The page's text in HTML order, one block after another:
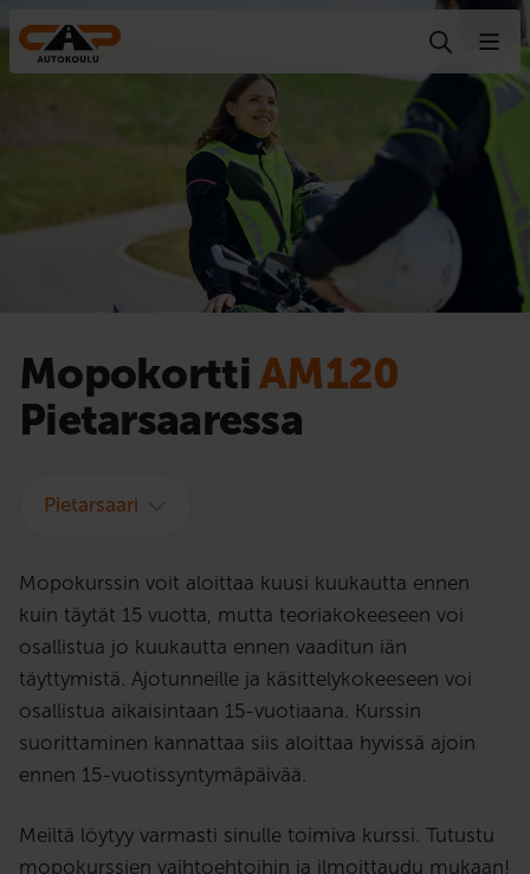
MopokorttiAM120
Pietarsaaressa
Pietarsaari
Mopokurssin voit aloittaa kuusi kuukautta ennen
kuin täytät 15 vuotta, mutta teoriakokeeseen voi
osallistua jo kuukautta ennen vaaditun iän
täyttymistä. Ajotunneille ja käsittelykokeeseen voi
osallistua aikaisintaan 15-vuotiaana. Kurssin
suorittaminen kannattaa siis aloittaa hyvissä ajoin
ennen 15-vuotissyntymäpäivää.
Meiltä löytyy varmasti sinulle toimiva kurssi. Tutustu
mopokurssien vaihtoehtoihin ja ilmoittaudu mukaan!